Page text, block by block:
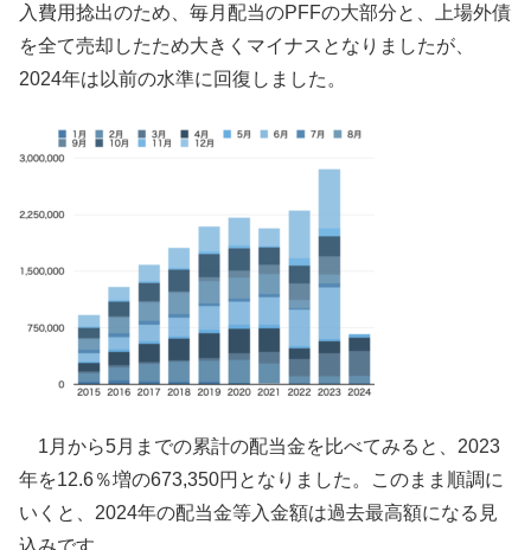
入費用捻出のため、毎月配当のPFFの大部分と、上場外債
を全て売却したため大きくマイナスとなりましたが、
2024年は以前の水準に回復しました。
1月から5月までの累計の配当金を比べてみると、2023
年を12.6％増の673,350円となりました。このまま順調に
いくと、2024年の配当金等入金額は過去最高額になる見